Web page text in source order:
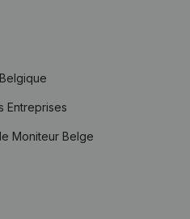
Entreprises
Moniteur Belge